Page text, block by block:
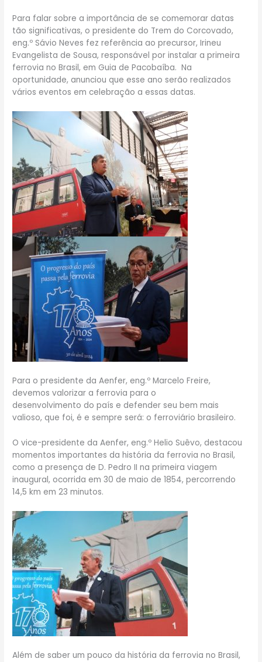
Para falar sobre a importância de se comemorar datas
tão significativas, o presidente do Trem do Corcovado,
eng.º Sávio Neves fez referência ao precursor, Irineu
Evangelista de Sousa, responsável por instalar a primeira
ferrovia no Brasil, em Guia de Pacobaíba. Na
oportunidade, anunciou que esse ano serão realizados
vários eventos em celebração a essas datas.
Para o presidente da Aenfer, eng.º Marcelo Freire,
devemos valorizar a ferrovia para o
desenvolvimento do país e defender seu bem mais
valioso, que foi, é e sempre será: o ferroviário brasileiro.
O vice-presidente da Aenfer, eng.º Helio Suêvo, destacou
momentos importantes da história da ferrovia no Brasil,
como a presença de D. Pedro II na primeira viagem
inaugural, ocorrida em 30 de maio de 1854, percorrendo
14,5 km em 23 minutos.
Além de saber um pouco da história da ferrovia no Brasil,